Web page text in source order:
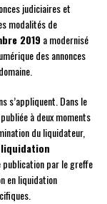
judiciaires et
modalités de
2019 a modernisé
des annonces
s’appliquent. Dans le
à deux moments
du liquidateur,
liquidation
publication par le greffe
en liquidation